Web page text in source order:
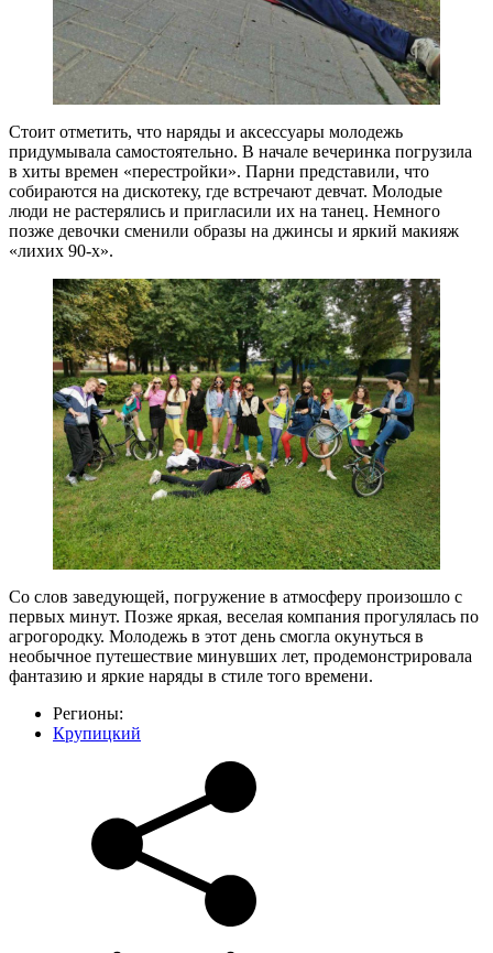
Стоит отметить, что наряды и аксессуары молодежь
придумывала самостоятельно. В начале вечеринка погрузила
в хиты времен «перестройки». Парни представили, что
собираются на дискотеку, где встречают девчат. Молодые
люди не растерялись и пригласили их на танец. Немного
позже девочки сменили образы на джинсы и яркий макияж
«лихих 90-х».
Со слов заведующей, погружение в атмосферу произошло с
первых минут. Позже яркая, веселая компания прогулялась по
агрогородку. Молодежь в этот день смогла окунуться в
необычное путешествие минувших лет, продемонстрировала
фантазию и яркие наряды в стиле того времени.
Регионы:
Крупицкий